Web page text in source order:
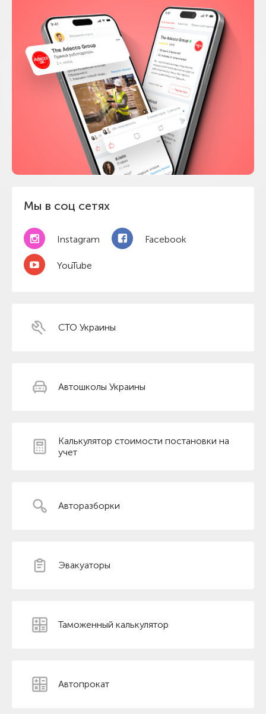
Мы в соц сетях
Instagram Facebook
YouTube
СТО Украины
Автошколы Украины
Калькулятор стоимости постановки на
учет
Авторазборки
Эвакуаторы
Таможенный калькулятор
Автопрокат